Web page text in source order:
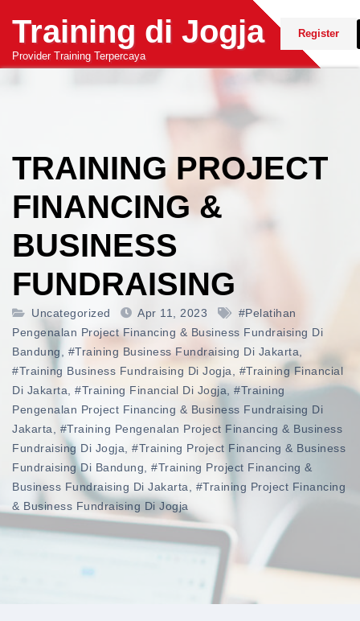
content
Training di Jogja
Provider Training Terpercaya
Register
TRAINING PROJECT
FINANCING &
BUSINESS
FUNDRAISING
Uncategorized Apr 11, 2023
#pelatihan
Pengenalan Project Financing & Business Fundraising Di
Bandung
#training Business Fundraising Di Jakarta
#training Business Fundraising Di Jogja
#training Financial
Di Jakarta
#training Financial Di Jogja
#training
Pengenalan Project Financing & Business Fundraising Di
Jakarta
#training Pengenalan Project Financing & Business
Fundraising Di Jogja
#training Project Financing & Business
Fundraising Di Bandung
#training Project Financing &
Business Fundraising Di Jakarta
#training Project Financing
& Business Fundraising Di Jogja